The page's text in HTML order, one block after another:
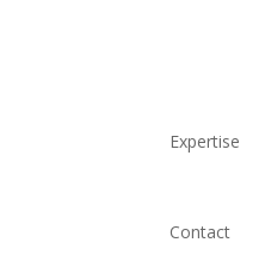
Expertise
Contact